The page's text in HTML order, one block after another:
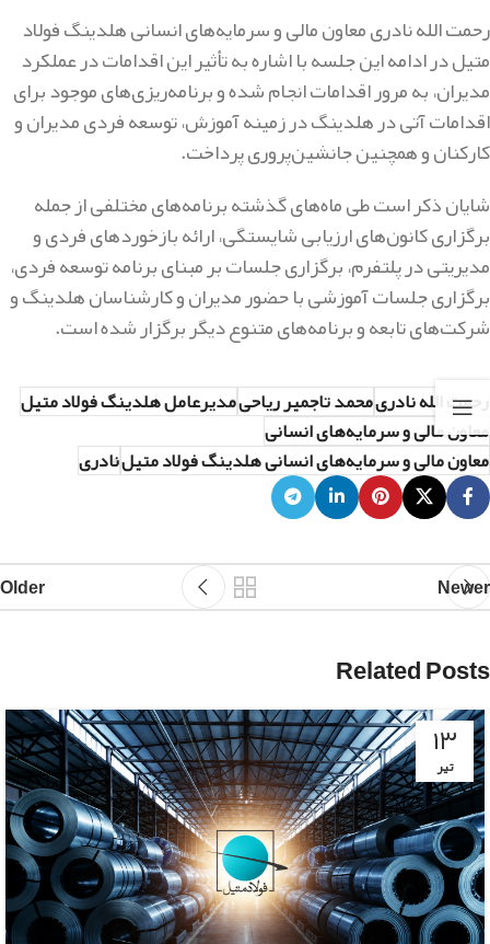
رحمت الله نادری معاون مالی و سرمایه‌های انسانی هلدینگ فولاد
متیل در ادامه این جلسه با اشاره به تأثیر این اقدامات در عملکرد
مدیران، به مرور اقدامات انجام شده و برنامه‌ریزی‌های موجود برای
اقدامات آتی در هلدینگ در زمینه آموزش، توسعه فردی مدیران و
کارکنان و همچنین جانشین‌پروری پرداخت.
شایان ذکر است طی ماه‌های گذشته برنامه‌های مختلفی از جمله
برگزاری کانون‌های ارزیابی شایستگی، ارائه بازخوردهای فردی و
مدیریتی در پلتفرم، برگزاری جلسات بر مبنای برنامه توسعه فردی،
برگزاری جلسات آموزشی با حضور مدیران و کارشناسان هلدینگ و
شرکت‌های تابعه و برنامه‌های متنوع دیگر برگزار شده است.
رحمت الله نادریمحمد تاجمیر ریاحیمدیرعامل هلدینگ فولاد متیل
معاون مالی و سرمایه‌های انسانی
معاون مالی و سرمایه‌های انسانی هلدینگ فولاد متیلنادری
Newer
Older
Related Posts
۱۳
تیر